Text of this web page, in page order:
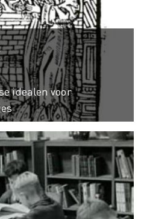
idealen voor